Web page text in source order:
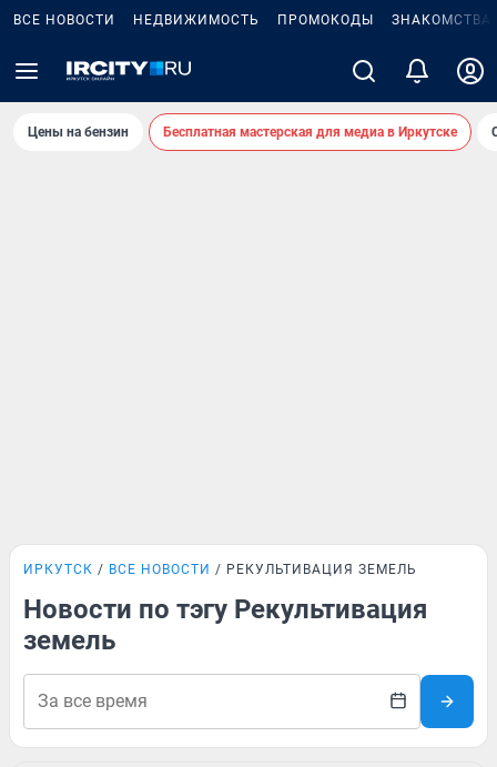
ВСЕ НОВОСТИ НЕДВИЖИМОСТЬ ПРОМОКОДЫ ЗНАКОМСТВА
Цены на бензин Бесплатная мастерская для медиа в Иркутске
ИРКУТСК ВСЕ НОВОСТИ РЕКУЛЬТИВАЦИЯ ЗЕМЕЛЬ
Новости по тэгу Рекультивация
земель